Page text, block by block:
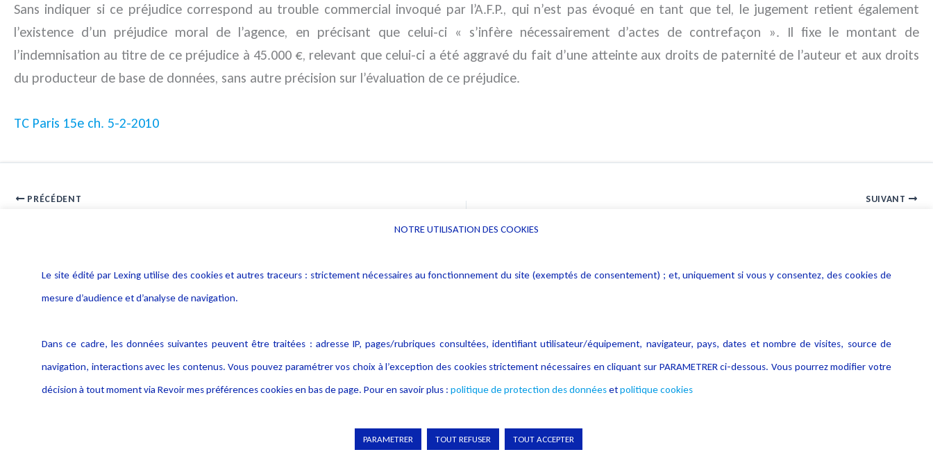
Sans indiquer si ce préjudice correspond au trouble commercial invoqué par l’A.F.P., qui n’est pas évoqué en tant que tel, le jugement retient également
l’existence d’un préjudice moral de l’agence, en précisant que celui-ci « s’infère nécessairement d’actes de contrefaçon ». Il fixe le montant de
l’indemnisation au titre de ce préjudice à 45.000 €, relevant que celui-ci a été aggravé du fait d’une atteinte aux droits de paternité de l’auteur et aux droits
du producteur de base de données, sans autre précision sur l’évaluation de ce préjudice.
TC Paris 15e ch. 5-2-2010
PRÉCÉDENT SUIVANT
données
Politique cookies
Crédit Photo
NOTRE UTILISATION DES COOKIES
Le site édité par Lexing utilise des cookies et autres traceurs : strictement nécessaires au fonctionnement du site (exemptés de consentement) ; et, uniquement si vous y consentez, des cookies de
mesure d’audience et d’analyse de navigation.
Dans ce cadre, les données suivantes peuvent être traitées : adresse IP, pages/rubriques consultées, identifiant utilisateur/équipement, navigateur, pays, dates et nombre de visites, source de
navigation, interactions avec les contenus. Vous pouvez paramétrer vos choix à l’exception des cookies strictement nécessaires en cliquant sur PARAMETRER ci-dessous. Vous pourrez modifier votre
décision à tout moment via Revoir mes préférences cookies en bas de page. Pour en savoir plus : politique de protection des donnéesetpolitique cookies
PARAMETRER TOUT REFUSER TOUT ACCEPTER